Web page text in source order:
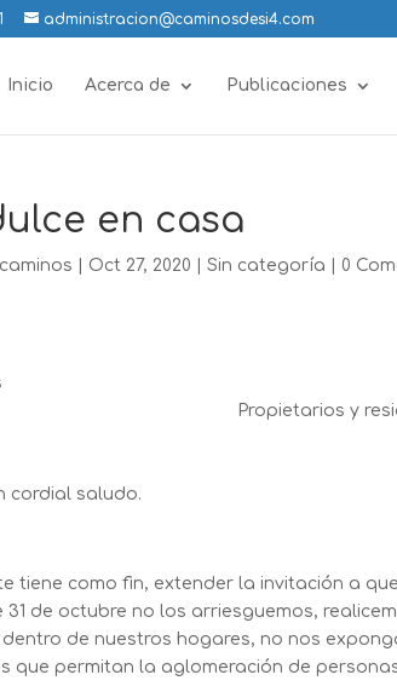
administracion@caminosdesi4.com
Inicio Acerca de Publicaciones
en casa
Oct 27, 2020 |Sin categoría 0
cordial saludo.
tiene como fin, extender la invitación a
31 de octubre no los arriesguemos,
de nuestros hogares, no nos
que permitan la aglomeración de